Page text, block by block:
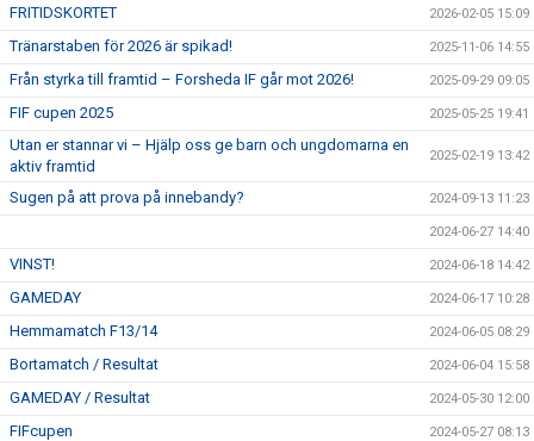
FRITIDSKORTET 2026-02-05 15:09
Tränarstaben för 2026 är spikad! 2025-11-06 14:55
Från styrka till framtid – Forsheda IF går mot 2026! 2025-09-29 09:05
FIF cupen 2025 2025-05-25 19:41
Utan er stannar vi – Hjälp oss ge barn och ungdomarna en
aktiv framtid
2025-02-19 13:42
Sugen på att prova på innebandy? 2024-09-13 11:23
2024-06-27 14:40
VINST! 2024-06-18 14:42
GAMEDAY 2024-06-17 10:28
Hemmamatch F13/14 2024-06-05 08:29
Bortamatch / Resultat 2024-06-04 15:58
GAMEDAY / Resultat 2024-05-30 12:00
FIFcupen 2024-05-27 08:13